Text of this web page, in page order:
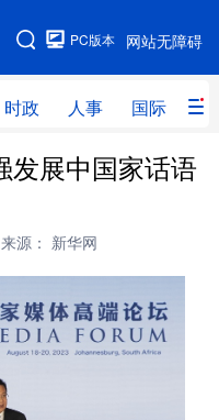
网站无障碍
PC版本
时政 人事 国际 财
时政 人事
全球连线
量子 体育
健康 军事
发展中国家话语
来源： 新华网